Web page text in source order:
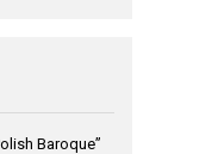
Baroque”